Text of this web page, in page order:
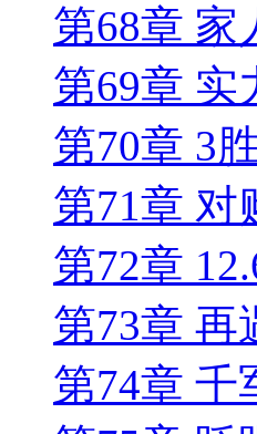
第68章 家
第69章 实
第70章 3
第71章 对
第72章
第73章 再
第74章 千